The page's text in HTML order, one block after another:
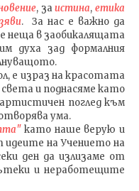
, заистина, етика
. За нас е важно да
неща в заобикалящата
духа зад формалния
е израз на красотата
и поднасяме като
поглед към
ума.
като наше верую и
идеите на Учението на
ден да излизаме от
и неработещите